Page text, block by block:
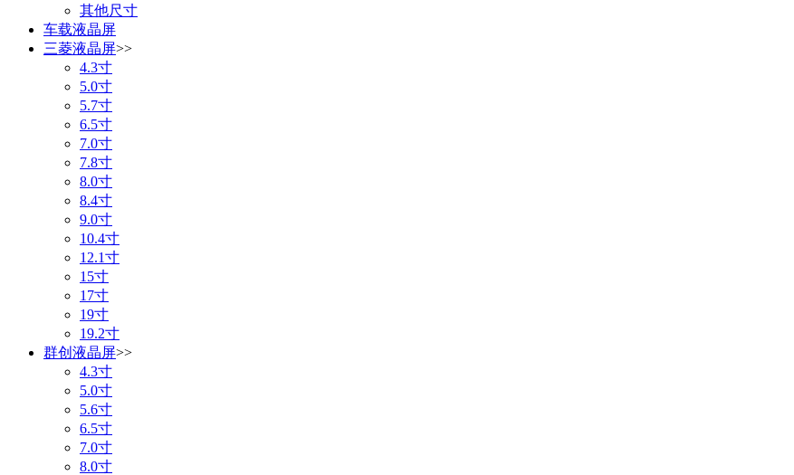
其他尺寸
车载液晶屏
三菱液晶屏>>
4.3寸
5.0寸
5.7寸
6.5寸
7.0寸
7.8寸
8.0寸
8.4寸
9.0寸
10.4寸
12.1寸
15寸
17寸
19寸
19.2寸
群创液晶屏>>
4.3寸
5.0寸
5.6寸
6.5寸
7.0寸
8.0寸